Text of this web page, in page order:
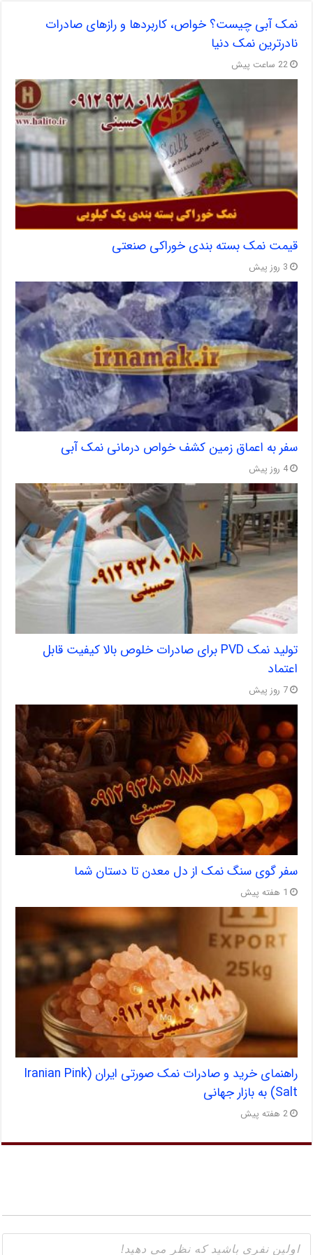
نمک آبی چیست؟ خواص، کاربردها و رازهای صادرات
نادرترین نمک دنیا
22 ساعت پیش
قیمت نمک بسته بندی خوراکی صنعتی
3 روز پیش
سفر به اعماق زمین کشف خواص درمانی نمک آبی
4 روز پیش
تولید نمک PVD برای صادرات خلوص بالا کیفیت قابل
اعتماد
7 روز پیش
سفر گوی سنگ نمک از دل معدن تا دستان شما
1 هفته پیش
راهنمای خرید و صادرات نمک صورتی ایران (Iranian Pink
Salt) به بازار جهانی
2 هفته پیش